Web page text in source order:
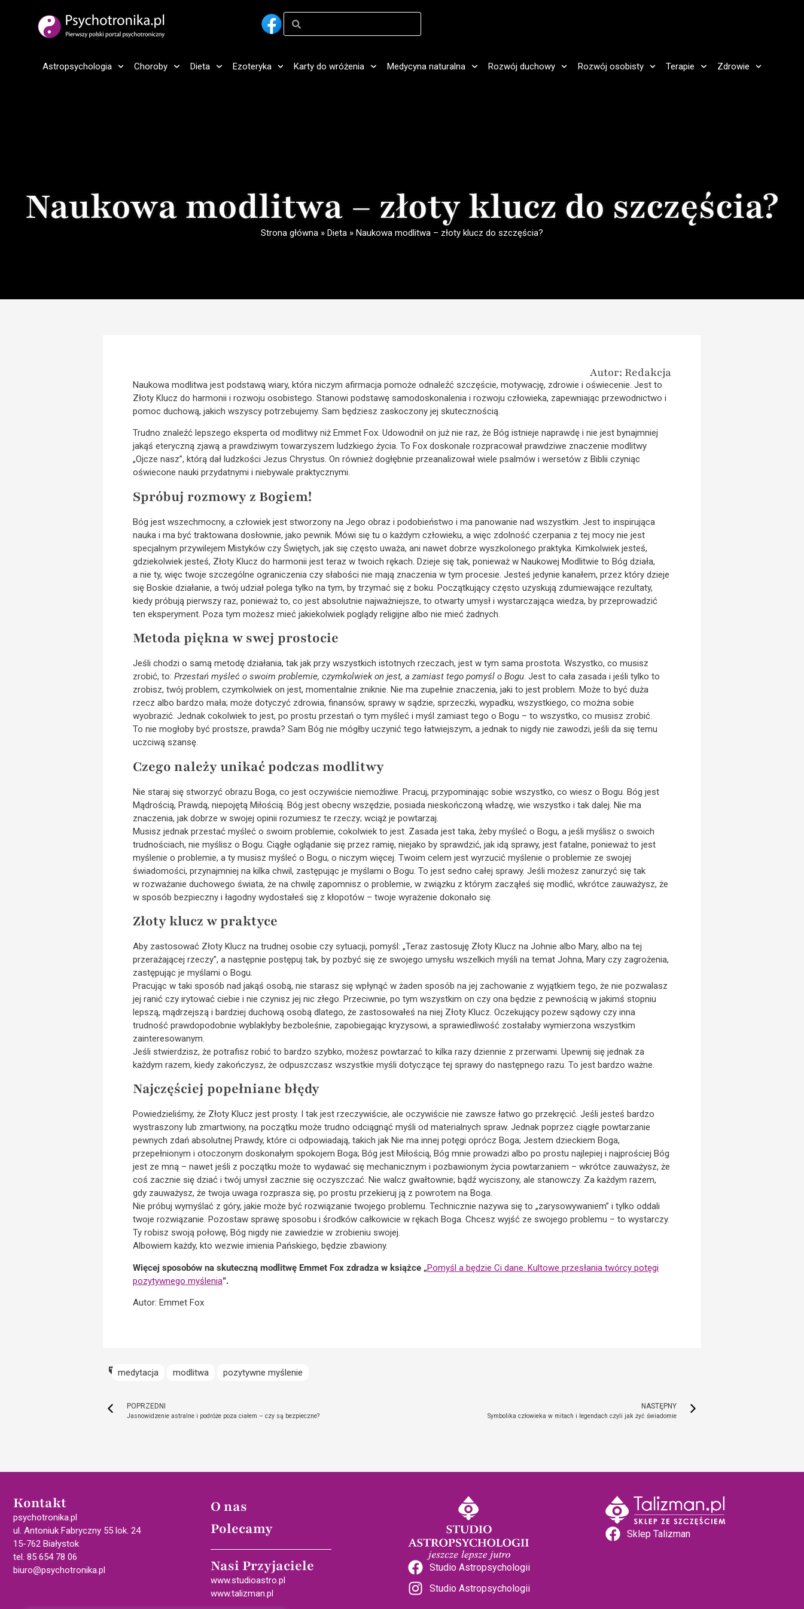
Astropsychologia Choroby Dieta Ezoteryka Karty do wróżenia Medycyna naturalna Rozwój duchowy Rozwój osobisty Terapie Zdrowie
Naukowa modlitwa – złoty klucz do szczęścia?
Strona główna » Dieta » Naukowa modlitwa – złoty klucz do szczęścia?
Autor: Redakcja
Naukowa modlitwa jest podstawą wiary, która niczym afirmacja pomoże odnaleźć szczęście, motywację, zdrowie i oświecenie. Jest to
Złoty Klucz do harmonii i rozwoju osobistego. Stanowi podstawę samodoskonalenia i rozwoju człowieka, zapewniając przewodnictwo i
pomoc duchową, jakich wszyscy potrzebujemy. Sam będziesz zaskoczony jej skutecznością.
Trudno znaleźć lepszego eksperta od modlitwy niż Emmet Fox. Udowodnił on już nie raz, że Bóg istnieje naprawdę i nie jest bynajmniej
jakąś eteryczną zjawą a prawdziwym towarzyszem ludzkiego życia. To Fox doskonale rozpracował prawdziwe znaczenie modlitwy
„Ojcze nasz”, którą dał ludzkości Jezus Chrystus. On również dogłębnie przeanalizował wiele psalmów i wersetów z Biblii czyniąc
oświecone nauki przydatnymi i niebywale praktycznymi.
Spróbuj rozmowy z Bogiem!
Bóg jest wszechmocny, a człowiek jest stworzony na Jego obraz i podobieństwo i ma panowanie nad wszystkim. Jest to inspirująca
nauka i ma być traktowana dosłownie, jako pewnik. Mówi się tu o każdym człowieku, a więc zdolność czerpania z tej mocy nie jest
specjalnym przywilejem Mistyków czy Świętych, jak się często uważa, ani nawet dobrze wyszkolonego praktyka. Kimkolwiek jesteś,
gdziekolwiek jesteś, Złoty Klucz do harmonii jest teraz w twoich rękach. Dzieje się tak, ponieważ w Naukowej Modlitwie to Bóg działa,
a nie ty, więc twoje szczególne ograniczenia czy słabości nie mają znaczenia w tym procesie. Jesteś jedynie kanałem, przez który dzieje
się Boskie działanie, a twój udział polega tylko na tym, by trzymać się z boku. Początkujący często uzyskują zdumiewające rezultaty,
kiedy próbują pierwszy raz, ponieważ to, co jest absolutnie najważniejsze, to otwarty umysł i wystarczająca wiedza, by przeprowadzić
ten eksperyment. Poza tym możesz mieć jakiekolwiek poglądy religijne albo nie mieć żadnych.
Metoda piękna w swej prostocie
Jeśli chodzi o samą metodę działania, tak jak przy wszystkich istotnych rzeczach, jest w tym sama prostota. Wszystko, co musisz
zrobić, to: Przestań myśleć o swoim problemie, czymkolwiek on jest, a zamiast tego pomyśl o Bogu. Jest to cała zasada i jeśli tylko to
zrobisz, twój problem, czymkolwiek on jest, momentalnie zniknie. Nie ma zupełnie znaczenia, jaki to jest problem. Może to być duża
rzecz albo bardzo mała; może dotyczyć zdrowia, finansów, sprawy w sądzie, sprzeczki, wypadku, wszystkiego, co można sobie
wyobrazić. Jednak cokolwiek to jest, po prostu przestań o tym myśleć i myśl zamiast tego o Bogu – to wszystko, co musisz zrobić.
To nie mogłoby być prostsze, prawda? Sam Bóg nie mógłby uczynić tego łatwiejszym, a jednak to nigdy nie zawodzi, jeśli da się temu
uczciwą szansę.
Czego należy unikać podczas modlitwy
Nie staraj się stworzyć obrazu Boga, co jest oczywiście niemożliwe. Pracuj, przypominając sobie wszystko, co wiesz o Bogu. Bóg jest
Mądrością, Prawdą, niepojętą Miłością. Bóg jest obecny wszędzie, posiada nieskończoną władzę, wie wszystko i tak dalej. Nie ma
znaczenia, jak dobrze w swojej opinii rozumiesz te rzeczy; wciąż je powtarzaj.
Musisz jednak przestać myśleć o swoim problemie, cokolwiek to jest. Zasada jest taka, żeby myśleć o Bogu, a jeśli myślisz o swoich
trudnościach, nie myślisz o Bogu. Ciągłe oglądanie się przez ramię, niejako by sprawdzić, jak idą sprawy, jest fatalne, ponieważ to jest
myślenie o problemie, a ty musisz myśleć o Bogu, o niczym więcej. Twoim celem jest wyrzucić myślenie o problemie ze swojej
świadomości, przynajmniej na kilka chwil, zastępując je myślami o Bogu. To jest sedno całej sprawy. Jeśli możesz zanurzyć się tak
w rozważanie duchowego świata, że na chwilę zapomnisz o problemie, w związku z którym zacząłeś się modlić, wkrótce zauważysz, że
w sposób bezpieczny i łagodny wydostałeś się z kłopotów – twoje wyrażenie dokonało się.
Złoty klucz w praktyce
Aby zastosować Złoty Klucz na trudnej osobie czy sytuacji, pomyśl: „Teraz zastosuję Złoty Klucz na Johnie albo Mary, albo na tej
przerażającej rzeczy”, a następnie postępuj tak, by pozbyć się ze swojego umysłu wszelkich myśli na temat Johna, Mary czy zagrożenia,
zastępując je myślami o Bogu.
Pracując w taki sposób nad jakąś osobą, nie starasz się wpłynąć w żaden sposób na jej zachowanie z wyjątkiem tego, że nie pozwalasz
jej ranić czy irytować ciebie i nie czynisz jej nic złego. Przeciwnie, po tym wszystkim on czy ona będzie z pewnością w jakimś stopniu
lepszą, mądrzejszą i bardziej duchową osobą dlatego, że zastosowałeś na niej Złoty Klucz. Oczekujący pozew sądowy czy inna
trudność prawdopodobnie wyblakłyby bezboleśnie, zapobiegając kryzysowi, a sprawiedliwość zostałaby wymierzona wszystkim
zainteresowanym.
Jeśli stwierdzisz, że potrafisz robić to bardzo szybko, możesz powtarzać to kilka razy dziennie z przerwami. Upewnij się jednak za
każdym razem, kiedy zakończysz, że odpuszczasz wszystkie myśli dotyczące tej sprawy do następnego razu. To jest bardzo ważne.
Najczęściej popełniane błędy
Powiedzieliśmy, że Złoty Klucz jest prosty. I tak jest rzeczywiście, ale oczywiście nie zawsze łatwo go przekręcić. Jeśli jesteś bardzo
wystraszony lub zmartwiony, na początku może trudno odciągnąć myśli od materialnych spraw. Jednak poprzez ciągłe powtarzanie
pewnych zdań absolutnej Prawdy, które ci odpowiadają, takich jak Nie ma innej potęgi oprócz Boga; Jestem dzieckiem Boga,
przepełnionym i otoczonym doskonałym spokojem Boga; Bóg jest Miłością, Bóg mnie prowadzi albo po prostu najlepiej i najprościej Bóg
jest ze mną – nawet jeśli z początku może to wydawać się mechanicznym i pozbawionym życia powtarzaniem – wkrótce zauważysz, że
coś zacznie się dziać i twój umysł zacznie się oczyszczać. Nie walcz gwałtownie; bądź wyciszony, ale stanowczy. Za każdym razem,
gdy zauważysz, że twoja uwaga rozprasza się, po prostu przekieruj ją z powrotem na Boga.
Nie próbuj wymyślać z góry, jakie może być rozwiązanie twojego problemu. Technicznie nazywa się to „zarysowywaniem” i tylko oddali
twoje rozwiązanie. Pozostaw sprawę sposobu i środków całkowicie w rękach Boga. Chcesz wyjść ze swojego problemu – to wystarczy.
Ty robisz swoją połowę, Bóg nigdy nie zawiedzie w zrobieniu swojej.
Albowiem każdy, kto wezwie imienia Pańskiego, będzie zbawiony.
Więcej sposobów na skuteczną modlitwę Emmet Fox zdradza w książce „Pomyśl a będzie Ci dane. Kultowe przesłania twórcy potęgi
pozytywnego myślenia”.
Autor: Emmet Fox
medytacja modlitwa pozytywne myślenie
POPRZEDNI
Jasnowidzenie astralne i podróże poza ciałem – czy są bezpieczne?
NASTĘPNY
Symbolika człowieka w mitach i legendach czyli jak żyć świadomie
Kontakt
psychotronika.pl
ul. Antoniuk Fabryczny 55 lok. 24
15-762 Białystok
tel. 85 654 78 06
biuro@psychotronika.pl
O nas
Polecamy
Nasi Przyjaciele
www.studioastro.pl
www.talizman.pl
Studio Astropsychologii
Studio Astropsychologii
Sklep Talizman